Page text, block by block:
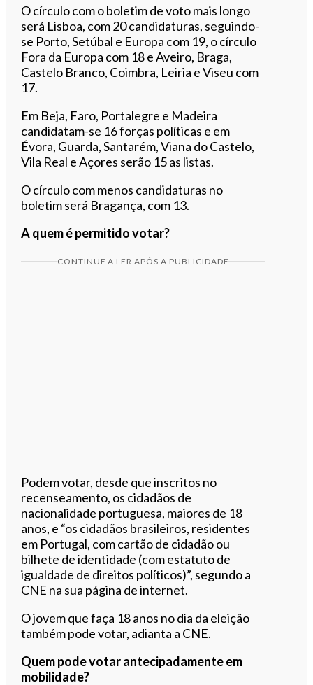
O círculo com o boletim de voto mais longo
será Lisboa, com 20 candidaturas, seguindo-
se Porto, Setúbal e Europa com 19, o círculo
Fora da Europa com 18 e Aveiro, Braga,
Castelo Branco, Coimbra, Leiria e Viseu com
17.
Em Beja, Faro, Portalegre e Madeira
candidatam-se 16 forças políticas e em
Évora, Guarda, Santarém, Viana do Castelo,
Vila Real e Açores serão 15 as listas.
O círculo com menos candidaturas no
boletim será Bragança, com 13.
A quem é permitido votar?
CONTINUE A LER APÓS A PUBLICIDADE
Podem votar, desde que inscritos no
recenseamento, os cidadãos de
nacionalidade portuguesa, maiores de 18
anos, e “os cidadãos brasileiros, residentes
em Portugal, com cartão de cidadão ou
bilhete de identidade (com estatuto de
igualdade de direitos políticos)”, segundo a
CNE na sua página de internet.
O jovem que faça 18 anos no dia da eleição
também pode votar, adianta a CNE.
Quem pode votar antecipadamente em
mobilidade?